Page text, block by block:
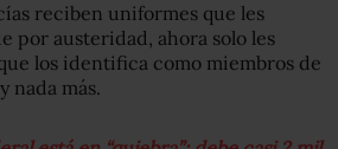
reciben uniformes que les
por austeridad, ahora solo les
los identifica como miembros de
nada más.